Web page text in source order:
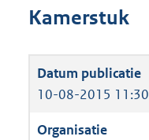
Kamerstuk
10-08-2015 11:30